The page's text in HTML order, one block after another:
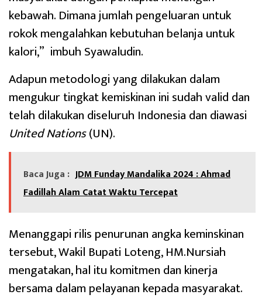
kebawah. Dimana jumlah pengeluaran untuk
rokok mengalahkan kebutuhan belanja untuk
kalori,” imbuh Syawaludin.
Adapun metodologi yang dilakukan dalam
mengukur tingkat kemiskinan ini sudah valid dan
telah dilakukan diseluruh Indonesia dan diawasi
United Nations(UN).
Baca Juga : JDM Funday Mandalika 2024 : Ahmad
Fadillah Alam Catat Waktu Tercepat
Menanggapi rilis penurunan angka keminskinan
tersebut, Wakil Bupati Loteng, HM.Nursiah
mengatakan, hal itu komitmen dan kinerja
bersama dalam pelayanan kepada masyarakat.